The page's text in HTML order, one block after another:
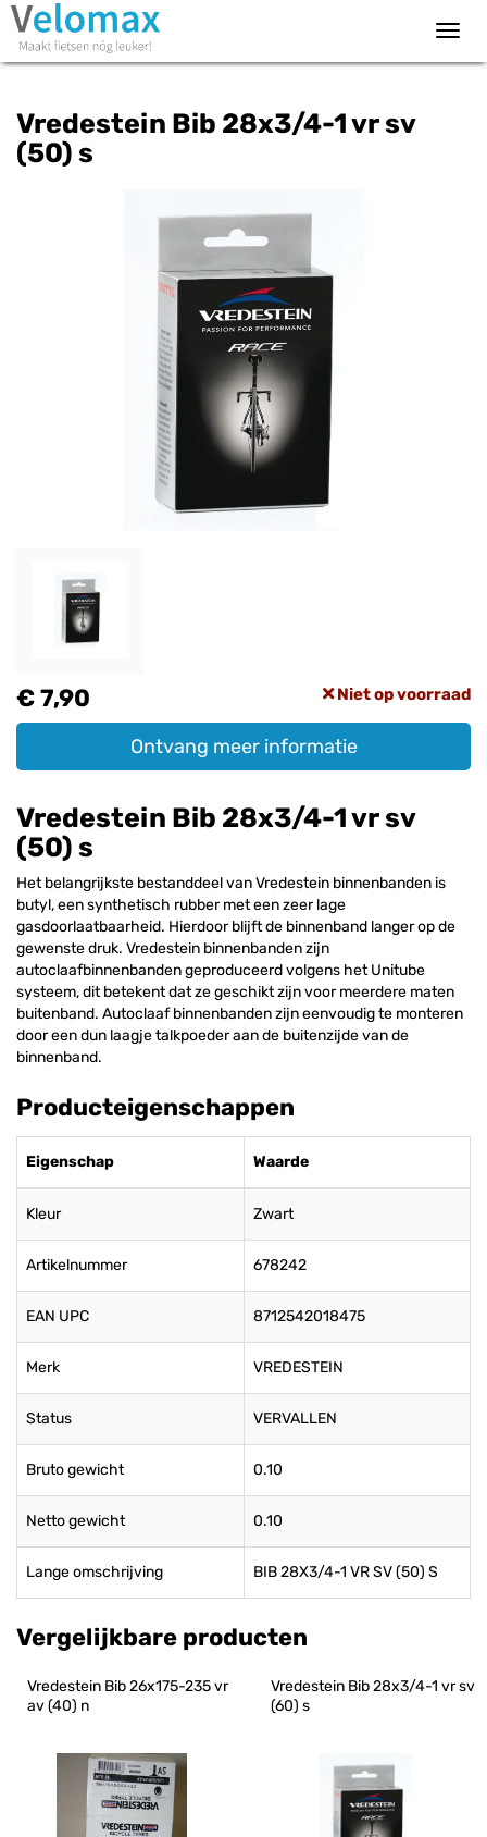
Vredestein Bib 28x3/4-1 vr sv
(50) s
€ 7,90 Niet op voorraad
Ontvang meer informatie
Vredestein Bib 28x3/4-1 vr sv
(50) s
Het belangrijkste bestanddeel van Vredestein binnenbanden is
butyl, een synthetisch rubber met een zeer lage
gasdoorlaatbaarheid. Hierdoor blijft de binnenband langer op de
gewenste druk. Vredestein binnenbanden zijn
autoclaafbinnenbanden geproduceerd volgens het Unitube
systeem, dit betekent dat ze geschikt zijn voor meerdere maten
buitenband. Autoclaaf binnenbanden zijn eenvoudig te monteren
door een dun laagje talkpoeder aan de buitenzijde van de
binnenband.
Producteigenschappen
Eigenschap Waarde
Kleur Zwart
Artikelnummer 678242
EAN UPC 8712542018475
Merk VREDESTEIN
Status VERVALLEN
Bruto gewicht 0.10
Netto gewicht 0.10
Lange omschrijving BIB 28X3/4-1 VR SV (50) S
Vergelijkbare producten
Vredestein Bib 26x175-235 vr
av (40) n
Vredestein Bib 28x3/4-1 vr sv
(60) s